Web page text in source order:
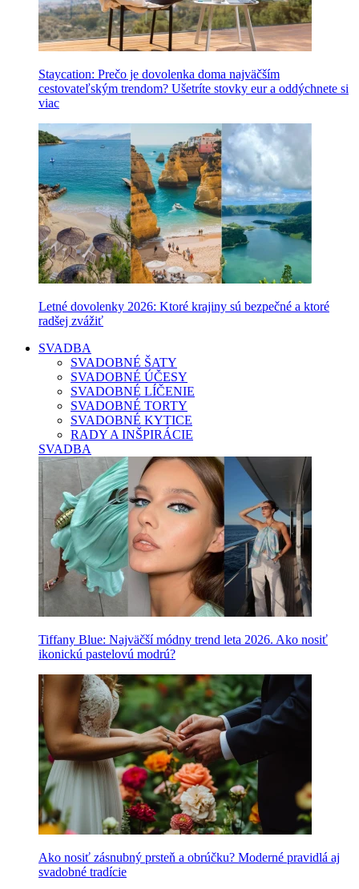
Staycation: Prečo je dovolenka doma najväčším
cestovateľským trendom? Ušetríte stovky eur a oddýchnete si
viac
Letné dovolenky 2026: Ktoré krajiny sú bezpečné a ktoré
radšej zvážiť
SVADBA
SVADOBNÉ ŠATY
SVADOBNÉ ÚČESY
SVADOBNÉ LÍČENIE
SVADOBNÉ TORTY
SVADOBNÉ KYTICE
RADY A INŠPIRÁCIE
SVADBA
Tiffany Blue: Najväčší módny trend leta 2026. Ako nosiť
ikonickú pastelovú modrú?
Ako nosiť zásnubný prsteň a obrúčku? Moderné pravidlá aj
svadobné tradície